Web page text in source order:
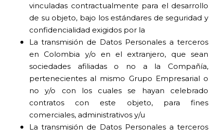
vinculadas contractualmente para el desarrollo
de su objeto, bajo los estándares de seguridad y
confidencialidad exigidos por la
La transmisión de Datos Personales a terceros
en Colombia y/o en el extranjero, que sean
sociedades afiliadas o no a la Compañía,
pertenecientes al mismo Grupo Empresarial o
no y/o con los cuales se hayan celebrado
contratos con este objeto, para fines
comerciales, administrativos y/u
La transmisión de Datos Personales a terceros